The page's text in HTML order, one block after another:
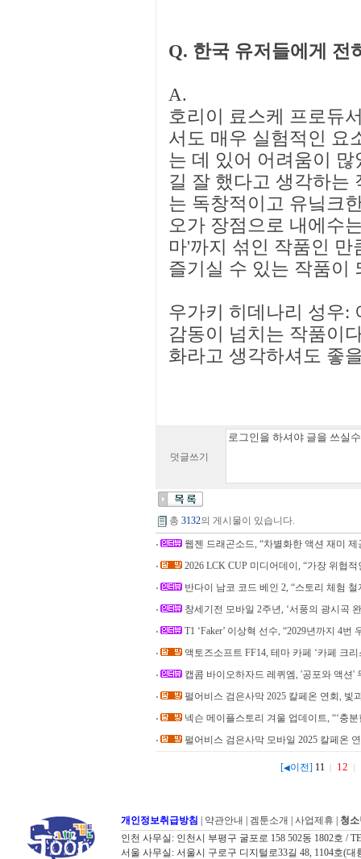
Q. 한국 유저들에게 전
A.
호리이 료스케 프로듀
서도 매우 실험적인 요
는 데 있어 어려움이
길 잘 했다고 생각하는
는 독창적이고 유닠크
오가 장점으로 내에수
마'까지 섞인 작품인
즐기실 수 있는 작품이
우가키 히데나리 성우:
감동이 넘치는 작품이
화라고 생각하셔도 좋
덧글쓰기
총 3132의 게시물이 있습니다.
웹젠 드래곤소드, “차별화한 액션 재미 제
2026 LCK CUP 미디어데이, “가장 위협
반다이 남코 코드 베인 2, “스토리 체험 철
창세기전 모바일 2주년, ‘서풍의 광시곡
T1 ‘Faker’ 이상혁 선수, “2029년까지 4번
액토즈소프트 FF14, 테마 카페 ‘카페 크
캡콤 바이오하자드 레퀴엠, '공포와 액션'
펄어비스 검은사막 2025 칼페온 연회, 빛
넥슨 메이플스토리 겨울 업데이트, “‘충분
펄어비스 검은사막 모바일 2025 칼페온
[◀이전] 11 12
개인정보취급방침 약관안내 겜툰소개 사업제휴
청
인천 사무실: 인천시 부평구 굴포로 158 502동 1802호 /
서울 사무실: 서울시 구로구 디지털로33길 48, 1104호(대